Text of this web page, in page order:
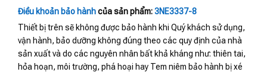
Điều khoản bảo hànhcủa sản phẩm:3NE3337-8
Thiết bị trên sẽ không được bảo hành khi Quý khách sử dụng,
vận hành, bảo dưỡng không đúng theo các quy định của nhà
sản xuất và do các nguyên nhân bất khả kháng như: thiên tai,
hỏa hoạn, môi trường, phá hoại hay Tem niêm bảo hành bị xé